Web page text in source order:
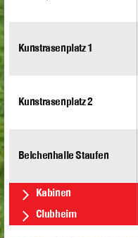
Kunstrasenplatz 1
Kunstrasenplatz 2
Belchenhalle Staufen
Kabinen
Clubheim